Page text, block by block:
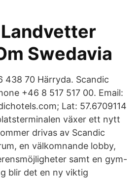
Swedavia
438 70 Härryda. Scandic
+46 8 517 517 00. Email:
Lat: 57.6709114
växer ett nytt
drivas av Scandic
en välkomnande lobby,
samt en gym-
blir det en ny viktig